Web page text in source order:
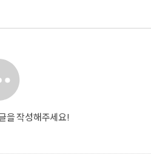
을 작성해주세요!